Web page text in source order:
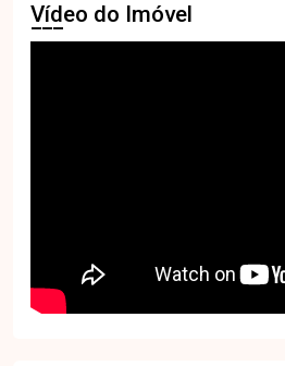
Vídeo do Imóvel